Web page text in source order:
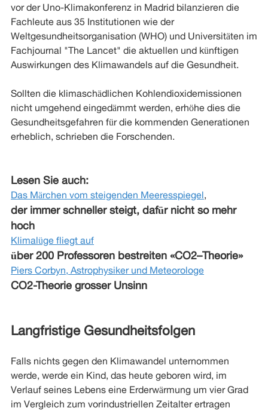
vor der Uno-Klimakonferenz in Madrid bilanzieren die
Fachleute aus 35 Institutionen wie der
Weltgesundheitsorganisation (WHO) und Universitäten im
Fachjournal "The Lancet" die aktuellen und künftigen
Auswirkungen des Klimawandels auf die Gesundheit.
Sollten die klimaschädlichen Kohlendioxidemissionen
nicht umgehend eingedämmt werden, erhöhe dies die
Gesundheitsgefahren für die kommenden Generationen
erheblich, schrieben die Forschenden.
Lesen Sie auch:
Das Märchen vom steigenden Meeresspiegel,
der immer schneller steigt, dafür nicht so mehr
hoch
Klimalüge fliegt auf
über 200 Professoren bestreiten «CO2–Theorie»
Piers Corbyn, Astrophysiker und Meteorologe
CO2-Theorie grosser Unsinn
Langfristige Gesundheitsfolgen
Falls nichts gegen den Klimawandel unternommen
werde, werde ein Kind, das heute geboren wird, im
Verlauf seines Lebens eine Erderwärmung um vier Grad
im Vergleich zum vorindustriellen Zeitalter ertragen